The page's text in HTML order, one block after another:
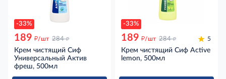
-33%
189 д/шт 284 д
Крем чистящий Сиф
Универсальный Актив
фреш, 500мл
-33%
189 д/шт 284 д 5
Крем чистящий Сиф Active
lemon, 500мл